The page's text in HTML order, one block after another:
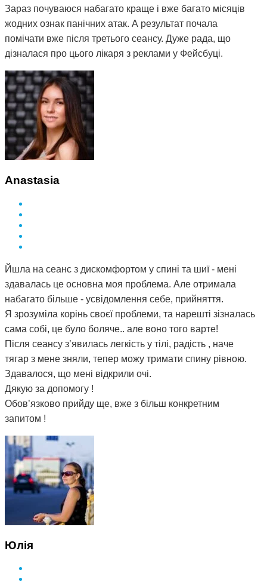
Зараз почуваюся набагато краще і вже багато місяців
жодних ознак панічних атак. А результат почала
помічати вже після третього сеансу. Дуже рада, що
дізналася про цього лікаря з реклами у Фейсбуці.
Anastasia
Йшла на сеанс з дискомфортом у спині та шиї - мені
здавалась це основна моя проблема. Але отримала
набагато більше - усвідомлення себе, прийняття.
Я зрозуміла корінь своєї проблеми, та нарешті зізналась
сама собі, це було боляче.. але воно того варте!
Після сеансу з’явилась легкість у тілі, радість , наче
тягар з мене зняли, тепер можу тримати спину рівною.
Здавалося, що мені відкрили очі.
Дякую за допомогу !
Обов’язково прийду ще, вже з більш конкретним
запитом !
Юлія